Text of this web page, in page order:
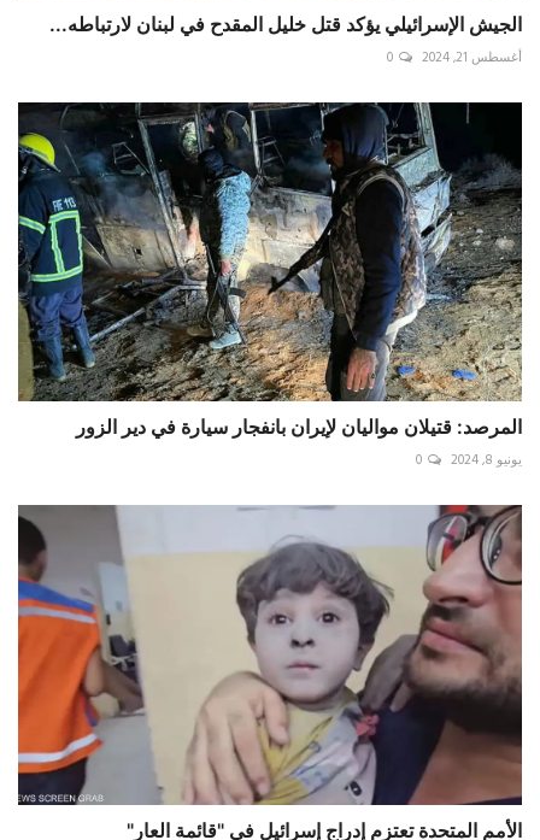
الجيش الإسرائيلي يؤكد قتل خليل المقدح في لبنان لارتباطه...
أغسطس 21, 2024 0
المرصد: قتيلان مواليان لإيران بانفجار سيارة في دير الزور
يونيو 8, 2024 0
الأمم المتحدة تعتزم إدراج إسرائيل في "قائمة العار"